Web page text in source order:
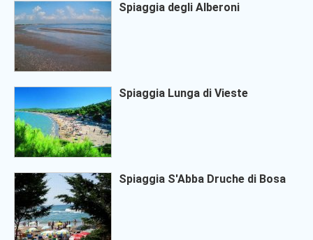
Spiaggia degli Alberoni
Spiaggia Lunga di Vieste
Spiaggia S'Abba Druche di Bosa